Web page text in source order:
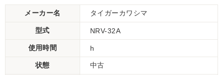
メーカー名 タイガーカワシマ
型式 NRV-32A
使用時間 h
状態 中古